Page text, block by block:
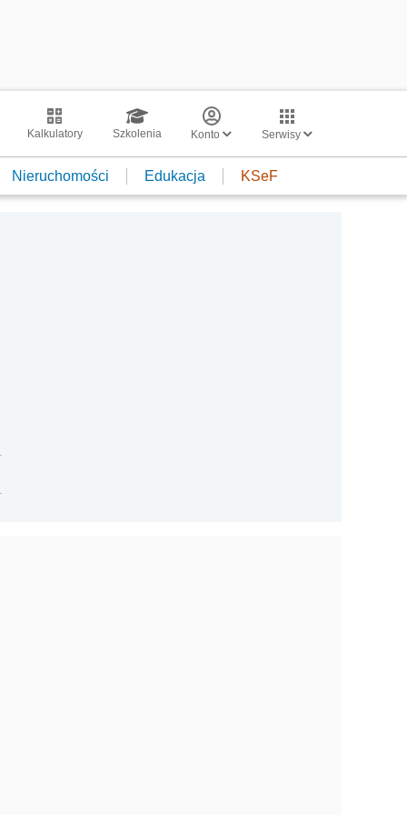
Kalkulatory Szkolenia Konto Serwisy
Nieruchomości Edukacja KSeF